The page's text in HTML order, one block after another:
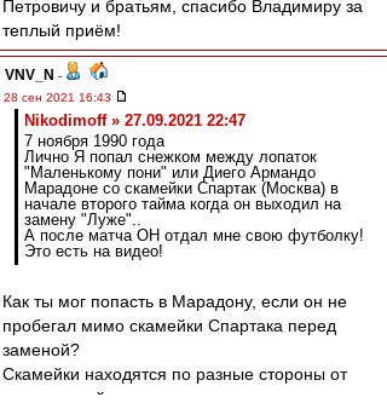
Петровичу и братьям, спасибо Владимиру за
теплый приём!
VNV_N -
28 сен 2021 16:43
Nikodimoff » 27.09.2021 22:47
7 ноября 1990 года
Лично Я попал снежком между лопаток
"Маленькому пони" или Диего Армандо
Марадоне со скамейки Спартак (Москва) в
начале второго тайма когда он выходил на
замену "Луже"..
А после матча ОН отдал мне свою футболку!
Это есть на видео!
Как ты мог попасть в Марадону, если он не
пробегал мимо скамейки Спартака перед
заменой?
Скамейки находятся по разные стороны от
центральной линии и невозможно перед